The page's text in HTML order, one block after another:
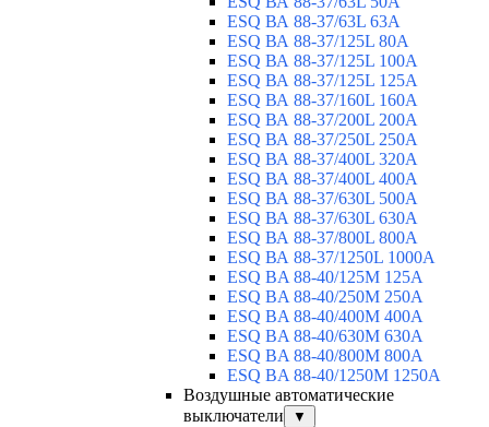
ESQ ВА 88-37/63L 63A
ESQ ВА 88-37/125L 80A
ESQ ВА 88-37/125L 100A
ESQ ВА 88-37/125L 125A
ESQ ВА 88-37/160L 160A
ESQ ВА 88-37/200L 200A
ESQ ВА 88-37/250L 250A
ESQ ВА 88-37/400L 320A
ESQ ВА 88-37/400L 400A
ESQ ВА 88-37/630L 500A
ESQ ВА 88-37/630L 630A
ESQ ВА 88-37/800L 800A
ESQ ВА 88-37/1250L 1000A
ESQ BA 88-40/125M 125A
ESQ BA 88-40/250M 250A
ESQ BA 88-40/400M 400A
ESQ BA 88-40/630М 630A
ESQ BA 88-40/800M 800A
ESQ BA 88-40/1250М 1250A
Воздушные автоматические
выключатели
▼